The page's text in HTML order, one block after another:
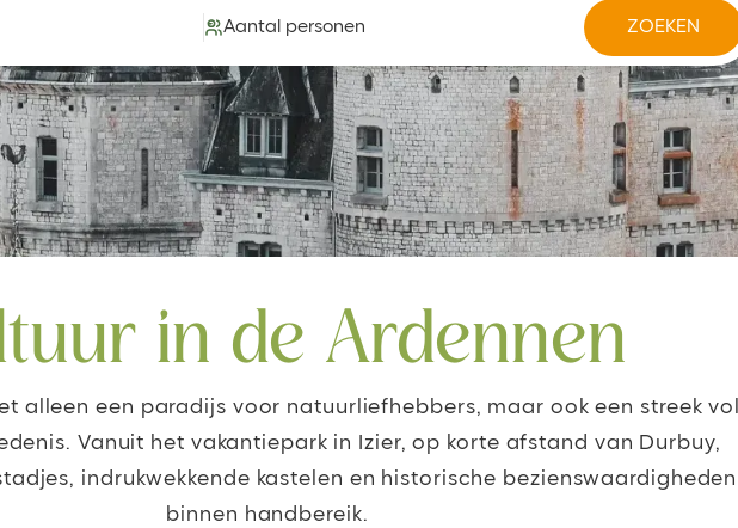
Aantal personen
in de Ardennen
alleen een paradijs voor natuurliefhebbers, maar ook een streek vol
Vanuit het vakantiepark in Izier, op korte afstand van Durbuy,
indrukwekkende kastelen en historische bezienswaardigheden
binnen handbereik.